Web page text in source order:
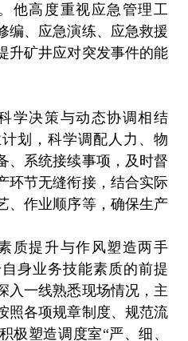
他高度重视应急管理工
编、应急演练、应急救援
升矿井应对突发事件的能
学决策与动态协调相结
划，科学调配人力、物
、系统接续事项，及时督
环节无缝衔接，结合实际
、作业顺序等，确保生产
质提升与作风塑造两手
身业务技能素质的前提
入一线熟悉现场情况，主
照各项规章制度、规范流
极塑造调度室“严、细、